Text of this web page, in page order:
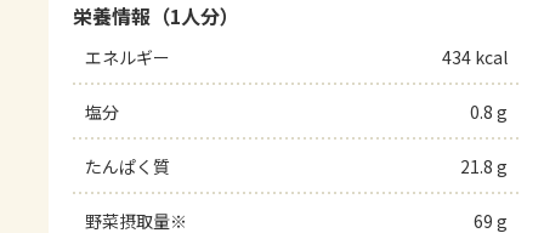
栄養情報（1人分）
エネルギー 434 kcal
塩分 0.8 g
たんぱく質 21.8 g
野菜摂取量※ 69 g